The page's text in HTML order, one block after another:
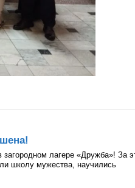
лагере «Дружба»! За
школу мужества, научились